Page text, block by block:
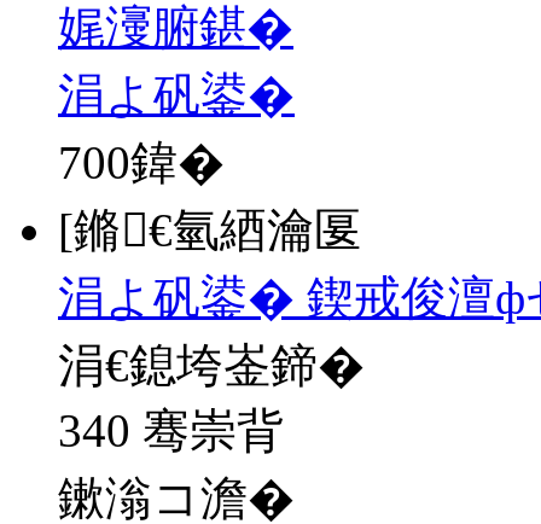
娓濅腑鍖�
涓よ矾鍙�
700鍏�
[鏅€氫綇瀹匽
涓よ矾鍙� 鍥戒俊澶ф
涓€鎴垮崟鍗�
340 骞崇背
鏉滃コ澹�